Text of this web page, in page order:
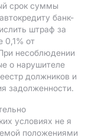
срок суммы
банк-
штраф за
0,1% от
несоблюдении
о нарушителе
должников и
задолженности.
условиях не я
положениями